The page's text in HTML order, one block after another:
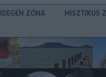
IDEGEN ZÓNA
MISZTIKUS